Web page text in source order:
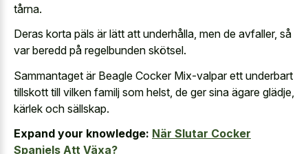
tårna.
Deras korta päls är lätt att underhålla, men de avfaller, så
var beredd på regelbunden skötsel.
Sammantaget är Beagle Cocker Mix-valpar ett underbart
tillskott till vilken familj som helst, de ger sina ägare glädje,
kärlek och sällskap.
Expand your knowledge: När Slutar Cocker
Spaniels Att Växa?